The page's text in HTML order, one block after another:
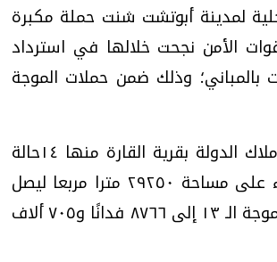
لمدينة أبوتشت شنت حملة مكبرة
الأمن نجحت خلالها في استرداد
و٢٩٢٥٠مترا مربعا تعديات بالمباني؛ وذلك ضمن حملات الموجة
وأوضح الهجان أنه تمت إزالة ١٧٣حالة تعد على أراضي أملاك الدولة بقرية القارة منها ١٤حالة
تعد بالزراعة على مساحة ٤٥٠ فدانًا و١٥٩حالة تعد بالبناء على مساحة ٢٩٢٥٠ مترا مربعا ليصل
بذلك إجمالي ما تم استرداده من أراضي الدولة منذ بدء الموجة الـ ١٣ إلى ٨٧٦٦ فدانًا و٧٠٥ ألاف